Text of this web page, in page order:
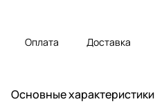
Оплата Доставка
Основные характеристики